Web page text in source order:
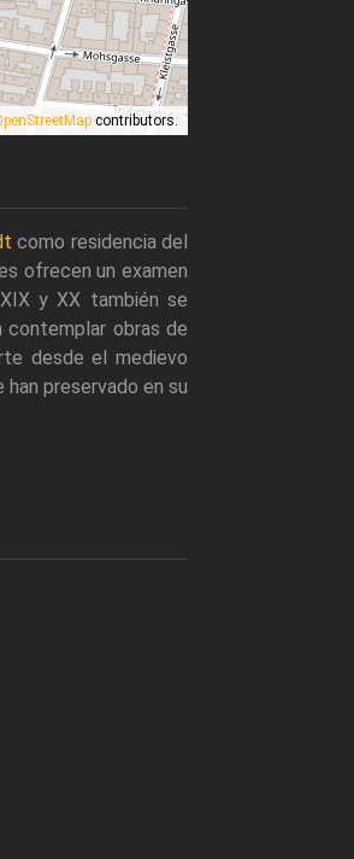
contributors.
como residencia del
ofrecen un examen
y XX también se
contemplar obras de
desde el medievo
preservado en su